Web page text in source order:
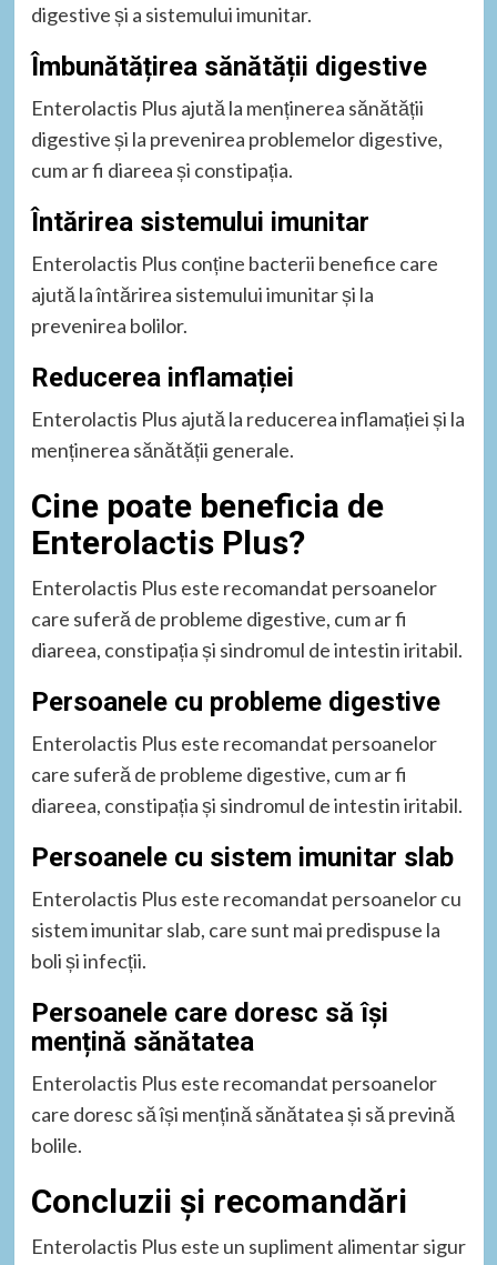
digestive și a sistemului imunitar.
Îmbunătățirea sănătății digestive
Enterolactis Plus ajută la menținerea sănătății
digestive și la prevenirea problemelor digestive,
cum ar fi diareea și constipația.
Întărirea sistemului imunitar
Enterolactis Plus conține bacterii benefice care
ajută la întărirea sistemului imunitar și la
prevenirea bolilor.
Reducerea inflamației
Enterolactis Plus ajută la reducerea inflamației și la
menținerea sănătății generale.
Cine poate beneficia de
Enterolactis Plus?
Enterolactis Plus este recomandat persoanelor
care suferă de probleme digestive, cum ar fi
diareea, constipația și sindromul de intestin iritabil.
Persoanele cu probleme digestive
Enterolactis Plus este recomandat persoanelor
care suferă de probleme digestive, cum ar fi
diareea, constipația și sindromul de intestin iritabil.
Persoanele cu sistem imunitar slab
Enterolactis Plus este recomandat persoanelor cu
sistem imunitar slab, care sunt mai predispuse la
boli și infecții.
Persoanele care doresc să își
mențină sănătatea
Enterolactis Plus este recomandat persoanelor
care doresc să își mențină sănătatea și să prevină
bolile.
Concluzii și recomandări
Enterolactis Plus este un supliment alimentar sigur